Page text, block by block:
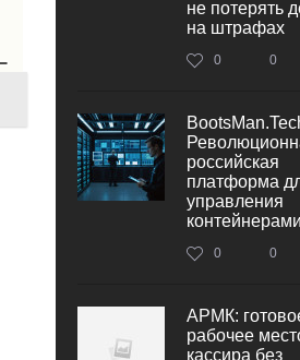
не потерять
на штрафах
0 0
российская
платформа
управления
контейнерами
0 0
АРМК:
рабочее
кассира без